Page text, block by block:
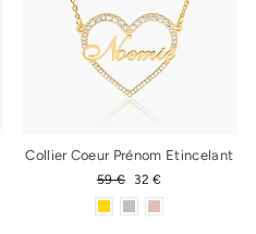
Collier Coeur Prénom Etincelant
Prix
régulier
59 €
Prix
réduit
32 €